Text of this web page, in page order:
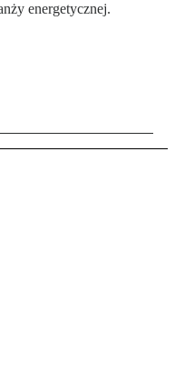
energetycznej.